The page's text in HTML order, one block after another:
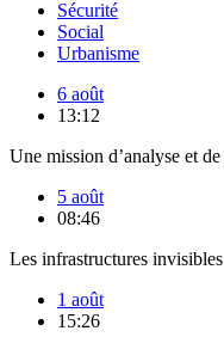
Sécurité
Social
Urbanisme
6 août
13:12
Une mission d’analyse et
5 août
08:46
Les infrastructures
1 août
15:26